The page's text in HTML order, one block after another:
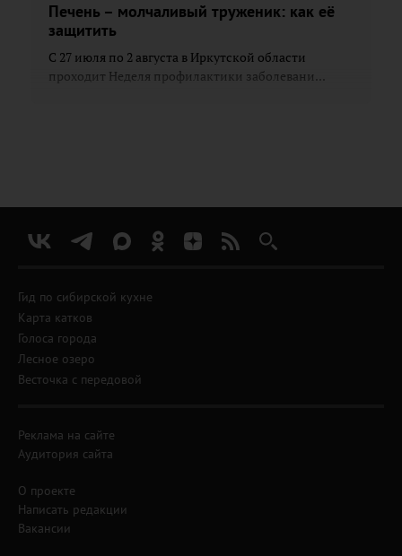
Печень – молчаливый труженик: как её
защитить
С 27 июля по 2 августа в Иркутской области
проходит Неделя профилактики заболевани...
Гид по сибирской кухне
Карта катков
Голоса города
Лесное озеро
Весточка с передовой
Реклама на сайте
Аудитория сайта
О проекте
Написать редакции
Вакансии